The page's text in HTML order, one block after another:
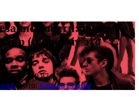
почему
(и почему это
10 874
Фото: Карина Еганян